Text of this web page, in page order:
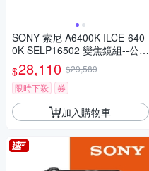
SONY 索尼 A6400K ILCE-640
0K SELP16502 變焦鏡組--公司
貨
$28,110 $29,589
限時下殺
券
加入購物車